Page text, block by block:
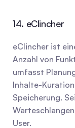
14. eClincher
eClincher ist
Anzahl von
umfasst
Inhalte-
Speicherung.
User.